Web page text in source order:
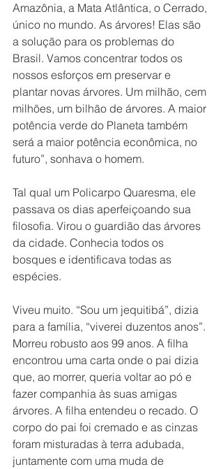
Amazônia, a Mata Atlântica, o Cerrado,
único no mundo. As árvores! Elas são
a solução para os problemas do
Brasil. Vamos concentrar todos os
nossos esforços em preservar e
plantar novas árvores. Um milhão, cem
milhões, um bilhão de árvores. A maior
potência verde do Planeta também
será a maior potência econômica, no
futuro”, sonhava o homem.
Tal qual um Policarpo Quaresma, ele
passava os dias aperfeiçoando sua
filosofia. Virou o guardião das árvores
da cidade. Conhecia todos os
bosques e identificava todas as
espécies.
Viveu muito. “Sou um jequitibá”, dizia
para a família, “viverei duzentos anos”.
Morreu robusto aos 99 anos. A filha
encontrou uma carta onde o pai dizia
que, ao morrer, queria voltar ao pó e
fazer companhia às suas amigas
árvores. A filha entendeu o recado. O
corpo do pai foi cremado e as cinzas
foram misturadas à terra adubada,
juntamente com uma muda de